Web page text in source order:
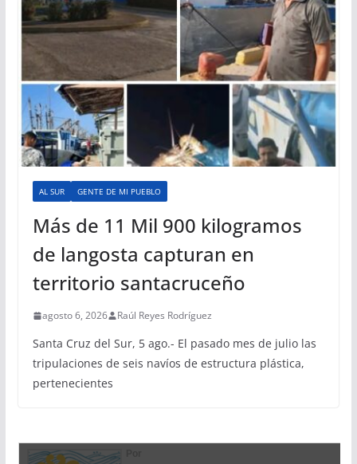
AL SUR GENTE DE MI PUEBLO
Más de 11 Mil 900 kilogramos
de langosta capturan en
territorio santacruceño
agosto 6, 2026 Raúl Reyes Rodríguez
Santa Cruz del Sur, 5 ago.- El pasado mes de julio las
tripulaciones de seis navíos de estructura plástica,
pertenecientes